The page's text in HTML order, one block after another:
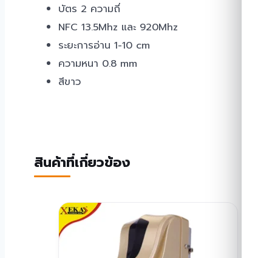
บัตร 2 ความถี่
NFC 13.5Mhz และ 920Mhz
ระยะการอ่าน 1-10 cm
ความหนา 0.8 mm
สีขาว
สินค้าที่เกี่ยวข้อง